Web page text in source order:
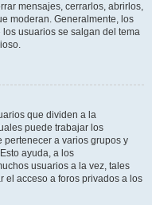
mensajes, cerrarlos, abrirlos,
moderan. Generalmente, los
usuarios se salgan del tema
que dividen a la
puede trabajar los
a varios grupos y
ayuda, a los
usuarios a la vez, tales
el acceso a foros privados a los